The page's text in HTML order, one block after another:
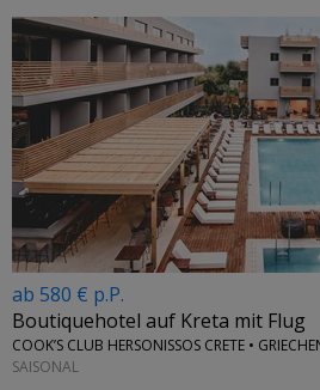
ab 580 € p.P.
Boutiquehotel auf Kreta mit Flug
COOK’S CLUB HERSONISSOS CRETE •
SAISONAL